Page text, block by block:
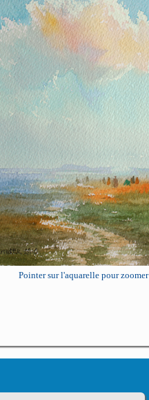
Pointer sur l'aquarelle pour zoomer